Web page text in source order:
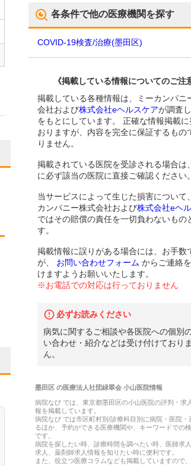
各条件で他の医療機関を探す
COVID-19検査/治療(墨田区)
《掲載している情報についてのご注
掲載している各種情報は、ミーカンパニ
会社および株式会社eヘルスケアが調査
をもとにしています。 正確な情報掲載に
おりますが、内容を完全に保証するもの
りません。
掲載されている医院を受診される場合は
に必ず該当の医院に直接ご確認ください。
当サービスによって生じた損害について
カンパニー株式会社および株式会社eヘ
ではその賠償の責任を一切負わないもの
す。
掲載情報に誤りがある場合には、お手数
が、
お問い合わせフォーム からご連絡
けますようお願いいたします。
※お電話での対応は行っておりません
必ずお読みください
病気に関するご相談や各医院への個別
い合わせ・紹介などは受け付けており
ん。
墨田区の医療法人社団緑翠会 小山医院情報
病院なび では、 東京都墨田区の小山医院の評判・求
報を掲載しています。
病院なび では市区町村別/診療科目別に病院・医院・
るほか、予約ができる医療機関や、キーワードでの
です。
病院を探したい時、診療時間を調べたい時、医師求
求人、薬剤師求人情報を知りたい時に便利です。
また、役立つ医療コラムなども掲載していますので